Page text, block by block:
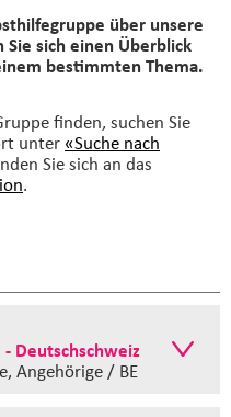
über unsere
sich einen Überblick
bestimmten Thema.
finden, suchen Sie
unter «Suche nach
Sie sich an das
.
Deutschschweiz
Angehörige / BE